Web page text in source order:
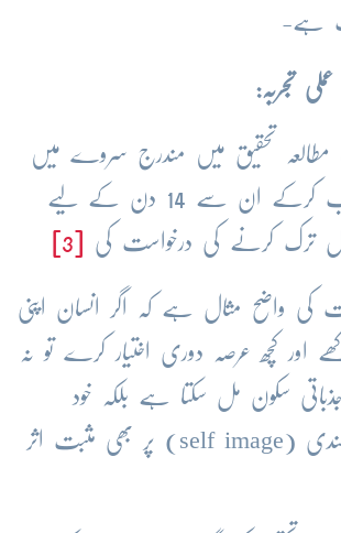
ہے-
تجربہ:
مطالعہ تحقیق میں مندرج سروے میں
تجرباتی ٹیم کو منتخب کرکے ان سے 14 دن کے لیے
ترک کرنے کی درخواست کی
کی واضح مثال ہے کہ اگر انسان اپنی
اور کچھ عرصہ دوری اختیار کرے تو نہ
سکون مل سکتا ہے بلکہ خود
اعتمادی اور خود پسندی (self image) پر بھی مثبت اثر